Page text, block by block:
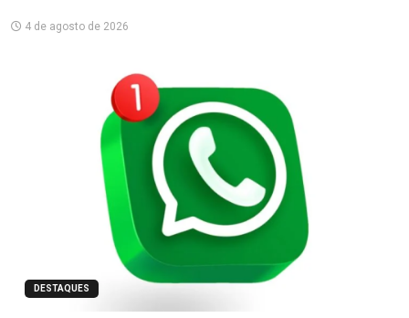
4 de agosto de 2026
DESTAQUES